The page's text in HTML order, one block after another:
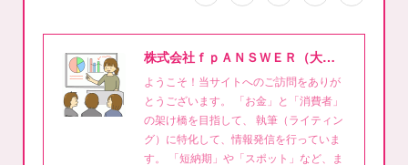
株式会社ｆｐＡＮＳＷＥＲ（大泉稔1級FPライティング事務所）
ようこそ！当サイトへのご訪問をありが
とうございます。 「お金」と「消費者」
の架け橋を目指して、 執筆（ライティン
グ）に特化して、情報発信を行っていま
す。 「短納期」や「スポット」など、ま